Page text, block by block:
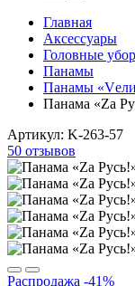
Главная
Аксессуары
Головные
Панамы
Панамы
Панама «Zа
Артикул: K-263-57
50 отзывов
Распродажа -41%